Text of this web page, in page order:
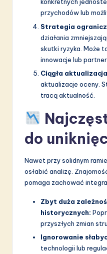
konkretnych
przychodów lub
Strategia
działania
skutki ryzyka. Może
innowacje lub
Ciągła
aktualizacje oceny.
tracą aktualność.
do
Nawet przy solidnym
osłabić analizę.
pomaga zachować
Zbyt duża
historycznych:
przyszłych zmian
Ignorowanie
technologii lub